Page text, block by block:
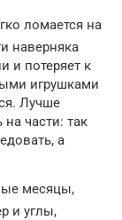
ломается на
наверняка
и потеряет к
игрушками
Лучше
на части: так
а
месяцы,
и углы,